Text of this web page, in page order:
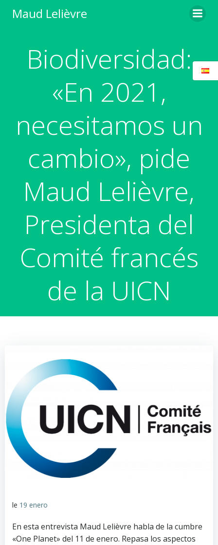
Maud Lelièvre
Biodiversidad:
«En 2021,
necesitamos un
cambio», pide
Maud Lelièvre,
Presidenta del
Comité francés
de la UICN
le 19 enero
En esta entrevista Maud Lelièvre habla de la cumbre
«One Planet» del 11 de enero. Repasa los aspectos